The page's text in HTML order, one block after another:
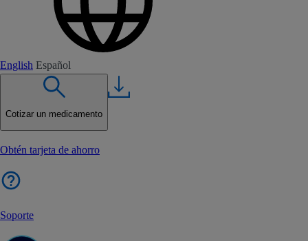
English Español
Cotizar un medicamento
Obtén tarjeta de ahorro
Soporte